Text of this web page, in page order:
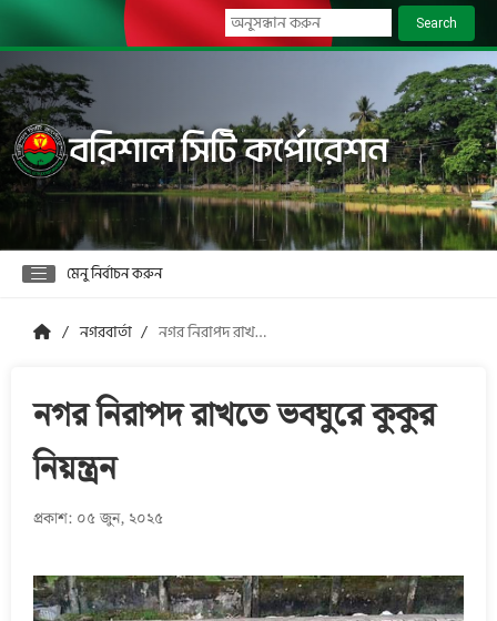
Search
বরিশাল সিটি কর্পোরেশন
মেনু নির্বাচন করুন
নগরবার্তা নগর নিরাপদ রাখতে ভবঘুরে কুকুর নিয়ন্ত্রন
নগর নিরাপদ রাখতে ভবঘুরে কুকুর
নিয়ন্ত্রন
প্রকাশ: ০৫ জুন, ২০২৫